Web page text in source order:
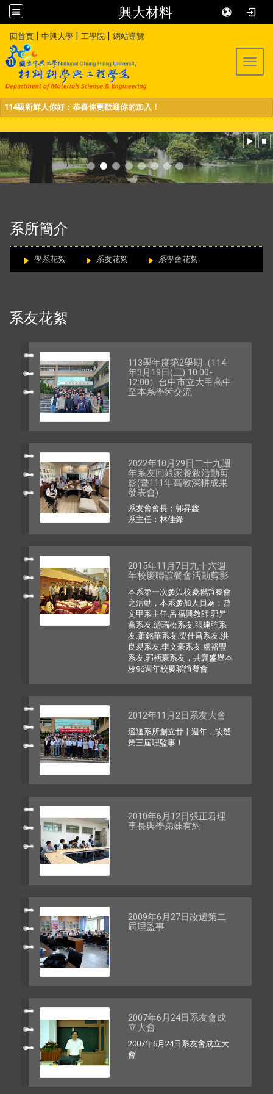
興大材料
回首頁 | 中興大學 | 工學院 | 網站導覽
114級新鮮人你好：恭喜你更歡迎你的加入！
系所簡介
學系花絮 系友花絮 系學會花絮
系友花絮
113學年度第2學期（114
年3月19日(三) 10:00-
12:00）台中市立大甲高中
至本系學術交流
2022年10月29日二十九週
年系友回娘家餐敘活動剪
影(暨111年高教深耕成果
發表會)
系友會會長：郭昇鑫
系主任：林佳鋒
2015年11月7日九十六週
年校慶聯誼餐會活動剪影
本系第一次參與校慶聯誼餐會
之活動，本系參加人員為：曾
文甲系主任.呂福興教師.郭昇
鑫系友.游瑞松系友.張建強系
友.蕭銘華系友.梁仕昌系友.洪
良易系友.李文豪系友.盧裕豐
系友.郭柄豪系友，共襄盛舉本
校96週年校慶聯誼餐會
2012年11月2日系友大會
適逢系所創立廿十週年，改選
第三屆理監事！
2010年6月12日張正君理
事長與學弟妹有約
2009年6月27日改選第二
屆理監事
2007年6月24日系友會成
立大會
2007年6月24日系友會成立大
會